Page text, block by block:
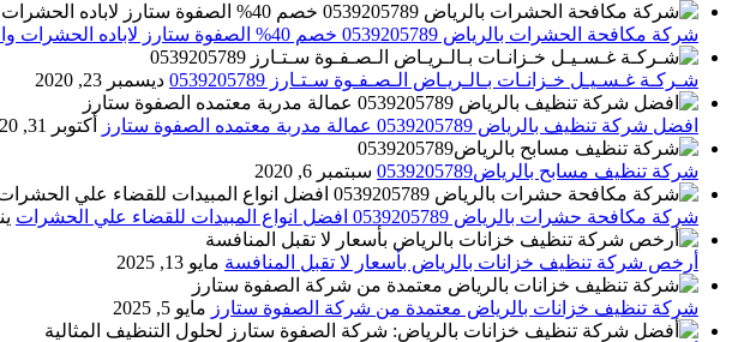
شركة مكافحة الحشرات بالرياض 0539205789 خصم 40% الصفوة ستارز لاباده الحشرات والقوارض
شـركـة غـسـيـل خـزانـات بـالـريـاض الـصـفـوة سـتـارز 0539205789 ديسمبر 23, 2020
افضل شركة تنظيف بالرياض 0539205789 عمالة مدربة معتمده الصفوة ستارز أكتوبر 31, 2020
شركة تنظيف مسابح بالرياض0539205789 سبتمبر 6, 2020
شركة مكافحة حشرات بالرياض 0539205789 افضل انواع المبيدات للقضاء علي الحشرات
أرخص شركة تنظيف خزانات بالرياض بأسعار لا تقبل المنافسة مايو 13, 2025
شركة تنظيف خزانات بالرياض معتمدة من شركة الصفوة ستارز مايو 5, 2025